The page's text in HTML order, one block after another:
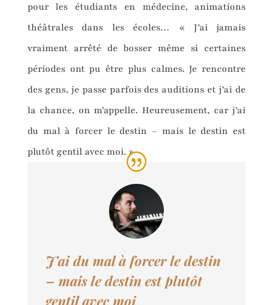
pour les étudiants en médecine, animations
théâtrales dans les écoles… « J’ai jamais
vraiment arrêté de bosser même si certaines
périodes ont pu être plus calmes. Je rencontre
des gens, je passe parfois des auditions et j’ai de
la chance, on m’appelle. Heureusement, car j’ai
du mal à forcer le destin – mais le destin est
plutôt gentil avec moi. »
J’ai du mal à forcer le destin
– mais le destin est plutôt
gentil avec moi